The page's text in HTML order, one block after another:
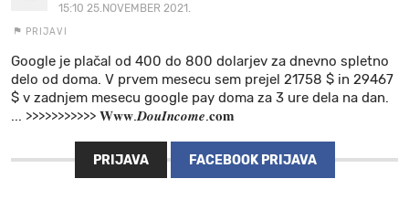
15:10 25.NOVEMBER 2021.
PRIJAVI
Google je plačal od 400 do 800 dolarjev za dnevno spletno
delo od doma. V prvem mesecu sem prejel 21758 $ in 29467
$ v zadnjem mesecu google pay doma za 3 ure dela na dan.
... >>>>>>>>>>> 𝐖𝐰𝐰.𝑫𝒐𝒖𝑰𝒏𝒄𝒐𝒎𝒆.𝐜𝐨𝐦
PRIJAVA FACEBOOK PRIJAVA